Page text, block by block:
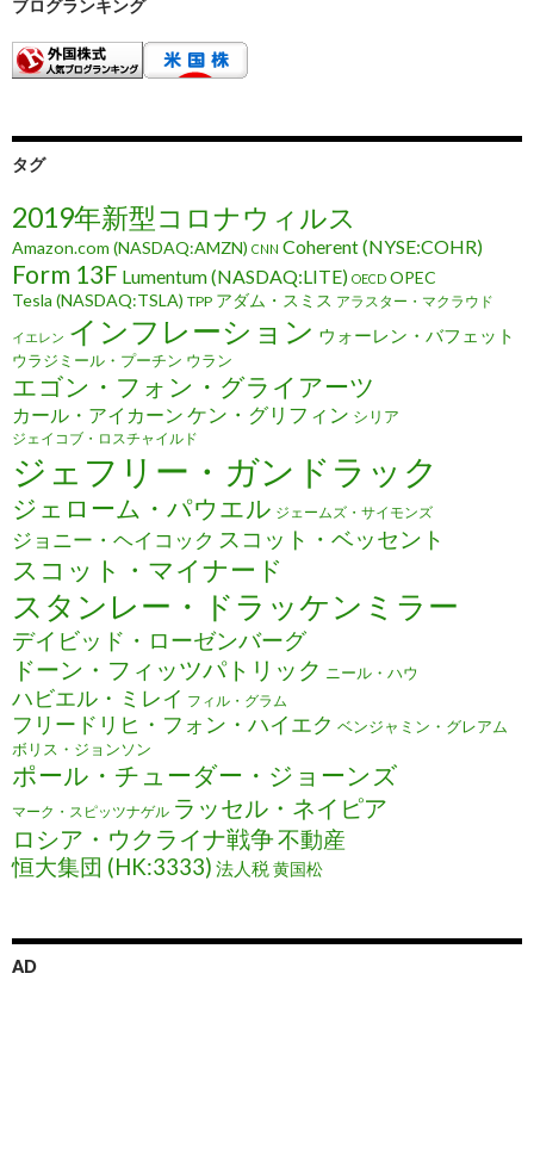
ブログランキング
タグ
2019年新型コロナウィルス
Amazon.com (NASDAQ:AMZN) CNN Coherent (NYSE:COHR)
Form 13F Lumentum (NASDAQ:LITE) OECD OPEC
Tesla (NASDAQ:TSLA) TPP アダム・スミス アラスター・マクラウド
イエレン インフレーション ウォーレン・バフェット
ウラジミール・プーチン ウラン
エゴン・フォン・グライアーツ
カール・アイカーン ケン・グリフィン シリア
ジェイコブ・ロスチャイルド
ジェフリー・ガンドラック
ジェローム・パウエル ジェームズ・サイモンズ
ジョニー・ヘイコック スコット・ベッセント
スコット・マイナード
スタンレー・ドラッケンミラー
デイビッド・ローゼンバーグ
ドーン・フィッツパトリック ニール・ハウ
ハビエル・ミレイ フィル・グラム
フリードリヒ・フォン・ハイエク ベンジャミン・グレアム
ボリス・ジョンソン
ポール・チューダー・ジョーンズ
マーク・スピッツナゲル ラッセル・ネイピア
ロシア・ウクライナ戦争不動産
恒大集団 (HK:3333) 法人税黄国松
AD